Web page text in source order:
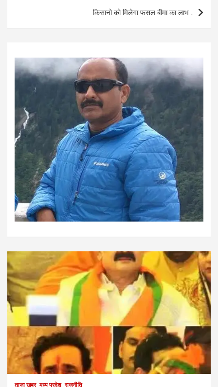
किसानो को मिलेगा फसल बीमा का लाभ ..
ताजा खबर मध्य प्रदेश राजनीति